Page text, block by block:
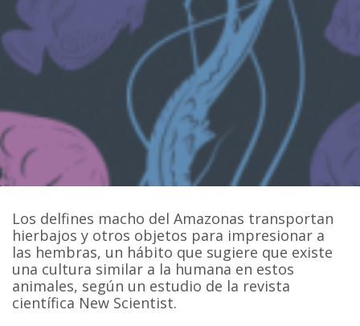
Los delfines macho del Amazonas transportan
hierbajos y otros objetos para impresionar a
las hembras, un hábito que sugiere que existe
una cultura similar a la humana en estos
animales, según un estudio de la revista
científica New Scientist.